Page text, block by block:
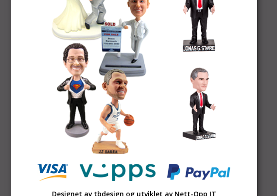
Designet av tbdesign og utviklet av Nett-Opp IT